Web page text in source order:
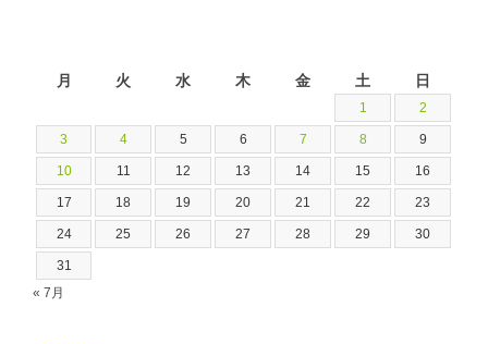
月 火 水 木 金 土 日
1 2
3 4 5 6 7 8 9
10 11 12 13 14 15 16
17 18 19 20 21 22 23
24 25 26 27 28 29 30
31
« 7月